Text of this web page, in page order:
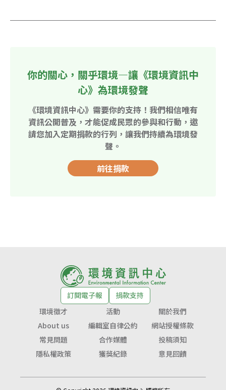
你的關心，關乎環境—讓《環境資訊中
心》為環境發聲
《環境資訊中心》需要你的支持！我們相信唯有
資訊公開普及，才能促成民眾的參與和行動，邀
請您加入定期捐款的行列，讓我們持續為環境發
聲。
前往捐款
訂閱電子報
捐款支持
環境徵才
活動
關於我們
About us
編輯室自律公約
網站授權條款
常見問題
合作媒體
投稿須知
隱私權政策
獲獎紀錄 意見回饋